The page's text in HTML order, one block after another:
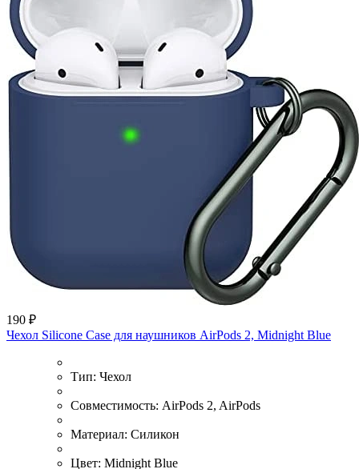
190 ₽
Чехол Silicone Case для наушников AirPods 2, Midnight Blue
Тип: Чехол
Совместимость: AirPods 2, AirPods
Материал: Силикон
Цвет: Midnight Blue